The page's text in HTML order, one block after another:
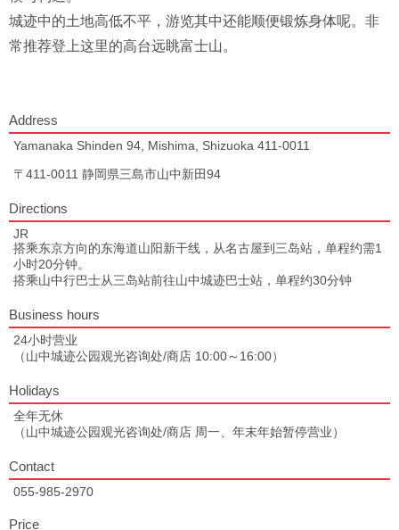
城迹中的土地高低不平，游览其中还能顺便锻炼身体呢。非
常推荐登上这里的高台远眺富士山。
Address
Yamanaka Shinden 94, Mishima, Shizuoka 411-0011
〒411-0011 静岡県三島市山中新田94
Directions
JR
搭乘东京方向的东海道山阳新干线，从名古屋到三岛站，单程约需1
小时20分钟。
搭乘山中行巴士从三岛站前往山中城迹巴士站，单程约30分钟
Business hours
24小时营业
（山中城迹公园观光咨询处/商店 10:00～16:00）
Holidays
全年无休
（山中城迹公园观光咨询处/商店 周一、年末年始暂停营业）
Contact
055-985-2970
Price